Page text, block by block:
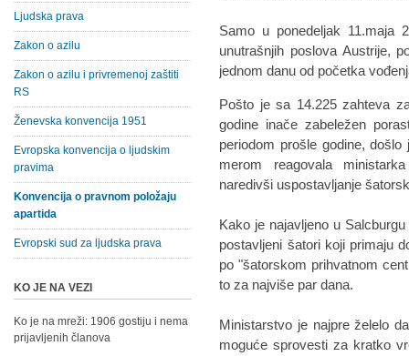
Samo u ponedeljak 11.maja
unutrašnjih poslova Austrije,
jednom danu od početka
Pošto je sa 14.225 zahteva
godine inače zabeležen
periodom prošle godine,
merom reagovala
naredivši uspostavljanje
Kako je najavljeno u
postavljeni šatori koji primaju
po "šatorskom prihvatnom
to za najviše par dana.
Ministarstvo je najpre želelo
moguće sprovesti za kratko
Ljudska prava
Zakon o azilu
Zakon o azilu i privremenoj zaštiti
RS
Ženevska konvencija 1951
Evropska konvencija o ljudskim
pravima
Konvencija o pravnom položaju
apartida
Evropski sud za ljudska prava
KO JE NA VEZI
Ko je na mreži: 1906 gostiju i nema
prijavljenih članova